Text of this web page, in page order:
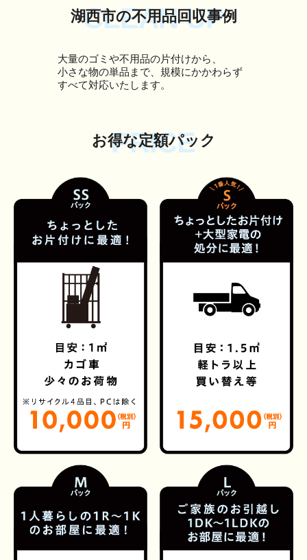
CLEAN UP
湖西市の不用品回収事例
大量のゴミや不用品の片付けから、
小さな物の単品まで、規模にかかわらず
すべて対応いたします。
PRICE
お得な定額パック